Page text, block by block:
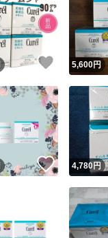
安心発送
いいね！
5,600円
いいね！
4,780円